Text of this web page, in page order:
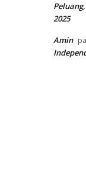
2025
Amin